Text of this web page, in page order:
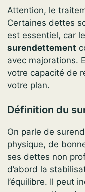
Attention, le
Certaines dettes
est essentiel, car
surendettement
avec majorations.
votre capacité de
votre plan.
Définition du
On parle de
physique, de
ses dettes non
d’abord la
l’équilibre. Il peut